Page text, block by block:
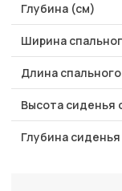
Глубина (см)
Ширина
Длина
Высота сиденья
Глубина